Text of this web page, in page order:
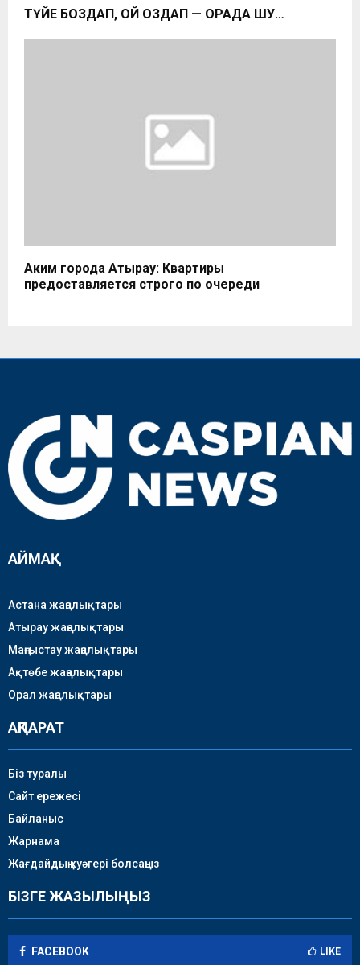
ТҮЙЕ БОЗДАП, ҚОЙ ҚОЗДАП — ҚОРАДА ШУ…
Аким города Атырау: Квартиры
предоставляется строго по очереди
АЙМАҚ
Астана жаңалықтары
Атырау жаңалықтары
Маңғыстау жаңалықтары
Ақтөбе жаңалықтары
Орал жаңалықтары
АҚПАРАТ
Біз туралы
Сайт ережесі
Байланыс
Жарнама
Жағдайдың куәгері болсаңыз
БІЗГЕ ЖАЗЫЛЫҢЫЗ
FACEBOOK LIKE